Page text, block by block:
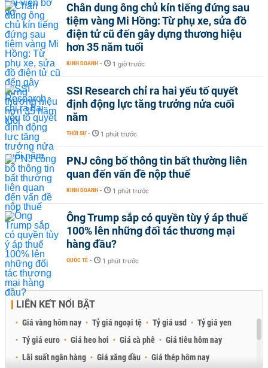
Chân dung ông chủ kín tiếng đứng sau
tiệm vàng Mi Hồng: Từ phụ xe, sửa đồ
điện tử cũ đến gây dựng thương hiệu
hơn 35 năm tuổi
KINH DOANH - 1 giờ trước
SSI Research chỉ ra hai yếu tố quyết
định động lực tăng trưởng nửa cuối
năm
THỜI SỰ - 1 phút trước
PNJ công bố thông tin bất thường liên
quan đến vấn đề nộp thuế
KINH DOANH - 1 phút trước
Ông Trump sắp có quyền tùy ý áp thuế
100% lên những đối tác thương mại
hàng đầu?
QUỐC TẾ - 1 phút trước
LIÊN KẾT NỔI BẬT
Giá vàng hôm nay Tỷ giá ngoại tệ Tỷ giá usd
Tỷ giá yen
Tỷ giá euro
Giá heo hơi Giá cà phê
Giá tiêu hôm nay
Lãi suất ngân hàng
Giá xăng dầu Giá thép hôm nay